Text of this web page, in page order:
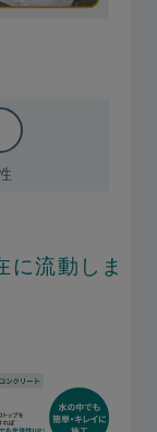
に流動しま